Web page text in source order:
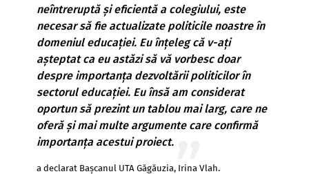
neîntreruptă și eficientă a colegiului, este
necesar să fie actualizate politicile noastre în
domeniul educației. Eu înțeleg că v-ați
așteptat ca eu astăzi să vă vorbesc doar
despre importanța dezvoltării politicilor în
sectorul educației. Eu însă am considerat
oportun să prezint un tablou mai larg, care ne
oferă și mai multe argumente care confirmă
importanța acestui proiect.
a declarat Bașcanul UTA Găgăuzia, Irina Vlah.